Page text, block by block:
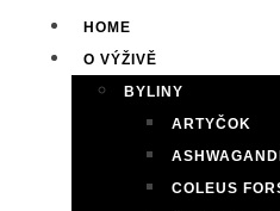
HOME
O VÝŽIVĚ
BYLINY
ARTYČOK
COLEUS